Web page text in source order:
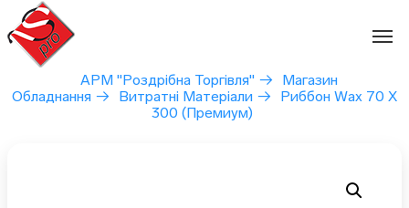
Перейти
вмісту
АРМ "Роздрібна Торгівля" →
Магазин
Обладнання → Витратні Матеріали →
Риббон Wax 70 X
300 (Премиум)